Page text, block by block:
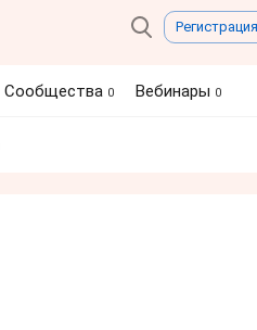
Регистрация
Сообщества 0 Вебинары 0